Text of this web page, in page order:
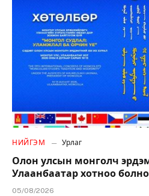
НИЙГЭМ Урлаг
Олон улсын монголч
Улаанбаатар хотноо болно
05/08/2026